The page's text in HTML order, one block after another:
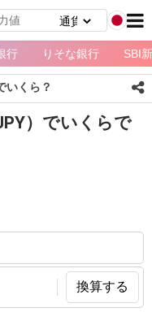
行 りそな銀行 SBI
いくら？
）でいくらで
換算する